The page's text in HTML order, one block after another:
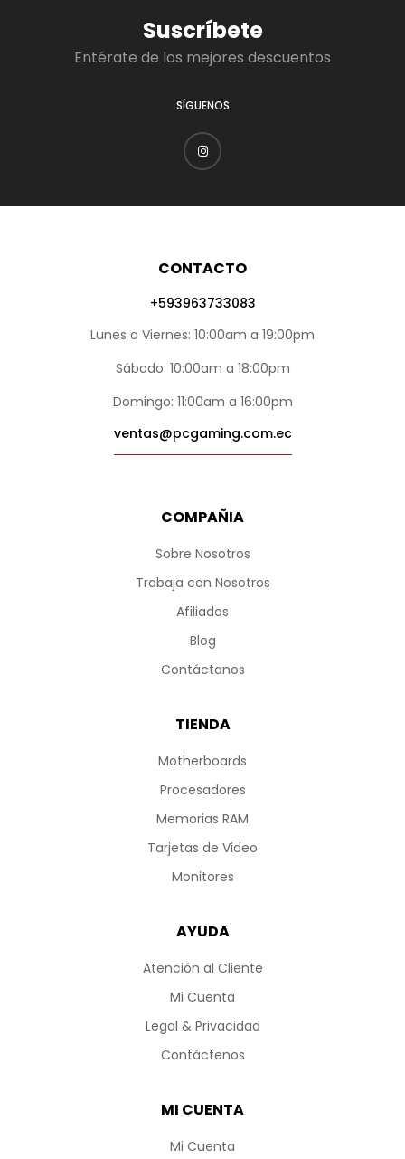
Suscríbete
Entérate de los mejores descuentos
SÍGUENOS
COMPAÑIA
Sobre Nosotros
Trabaja con Nosotros
Afiliados
Blog
Contáctanos
TIENDA
Motherboards
Procesadores
Memorias RAM
Tarjetas de Video
Monitores
AYUDA
Atención al Cliente
Mi Cuenta
Legal & Privacidad
Contáctenos
MI CUENTA
Mi Cuenta
CONTACTO
+593963733083
Lunes a Viernes: 10:00am a 19:00pm
Sábado: 10:00am a 18:00pm
Domingo: 11:00am a 16:00pm
ventas@pcgaming.com.ec